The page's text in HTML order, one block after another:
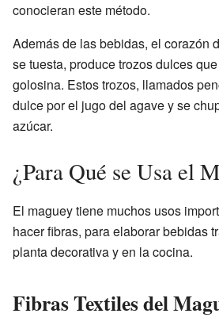
conocieran este método.
Además de las bebidas, el corazón
se tuesta, produce trozos dulces
golosina. Estos trozos, llamados
dulce por el jugo del agave y se
azúcar.
¿Para Qué se Usa el
El maguey tiene muchos usos
hacer fibras, para elaborar bebidas
planta decorativa y en la cocina.
Fibras Textiles del